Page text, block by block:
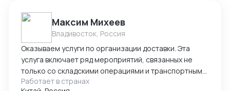
Максим Михеев
Владивосток, Россия
Оказываем услуги по организации доставки. Эта
услуга включает ряд мероприятий, связанных не
только со складскими операциями и транспортным
сопровождением. В нее также входит таможенное
Работает в странах